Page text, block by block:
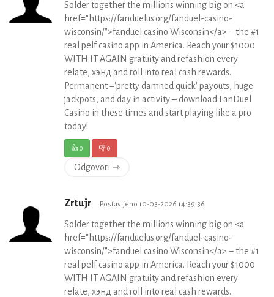
Solder together the millions winning big on <a
href="https://fanduelus.org/fanduel-casino-
wisconsin/">fanduel casino Wisconsin</a> – the #1
real pelf casino app in America. Reach your $1000
WITH IT AGAIN gratuity and refashion every
relate, хэнд and roll into real cash rewards.
Permanent ='pretty damned quick' payouts, huge
jackpots, and day in activity – download FanDuel
Casino in these times and start playing like a pro
today!
👍0 👎0
Odgovori ⇾
Zrtujr Postavljeno 10-03-2026 14:39:36
Solder together the millions winning big on <a
href="https://fanduelus.org/fanduel-casino-
wisconsin/">fanduel casino Wisconsin</a> – the #1
real pelf casino app in America. Reach your $1000
WITH IT AGAIN gratuity and refashion every
relate, хэнд and roll into real cash rewards.